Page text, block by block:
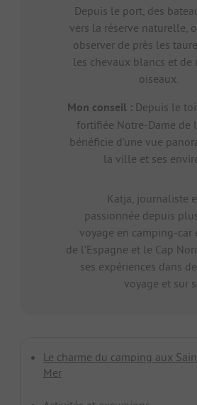
Depuis le port, des
vers la réserve naturelle,
observer de près les
les chevaux blancs et de
oiseaux.
Mon conseil :Depuis le
fortifiée Notre-Dame de
bénéficie d’une vue
la ville et ses
Katja, journaliste
passionnée depuis
voyage en camping-car
de l’Espagne et le Cap
ses expériences dans
voyage et sur
Le charme du camping aux
Mer